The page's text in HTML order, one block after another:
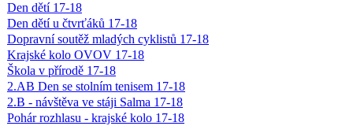
Den dětí 17-18
Den dětí u čtvrťáků 17-18
Dopravní soutěž mladých cyklistů 17-18
Krajské kolo OVOV 17-18
Škola v přírodě 17-18
2.AB Den se stolním tenisem 17-18
2.B - návštěva ve stáji Salma 17-18
Pohár rozhlasu - krajské kolo 17-18